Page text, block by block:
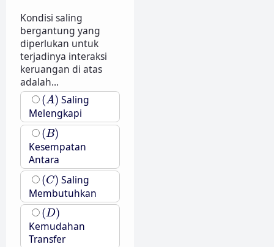
Kondisi saling
bergantung yang
diperlukan untuk
terjadinya interaksi
keruangan di atas
adalah...
(A)
(A) Saling
Melengkapi
(B)
(B)
Kesempatan
Antara
(C)
(C) Saling
Membutuhkan
(D)
(D)
Kemudahan
Transfer